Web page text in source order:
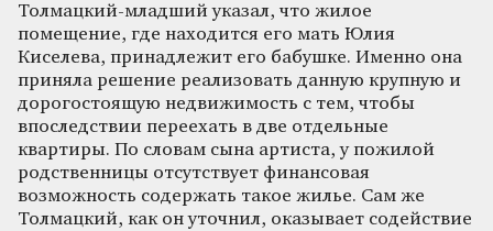
Толмацкий-младший указал, что жилое
помещение, где находится его мать Юлия
Киселева, принадлежит его бабушке. Именно она
приняла решение реализовать данную крупную и
дорогостоящую недвижимость с тем, чтобы
впоследствии переехать в две отдельные
квартиры. По словам сына артиста, у пожилой
родственницы отсутствует финансовая
возможность содержать такое жилье. Сам же
Толмацкий, как он уточнил, оказывает содействие